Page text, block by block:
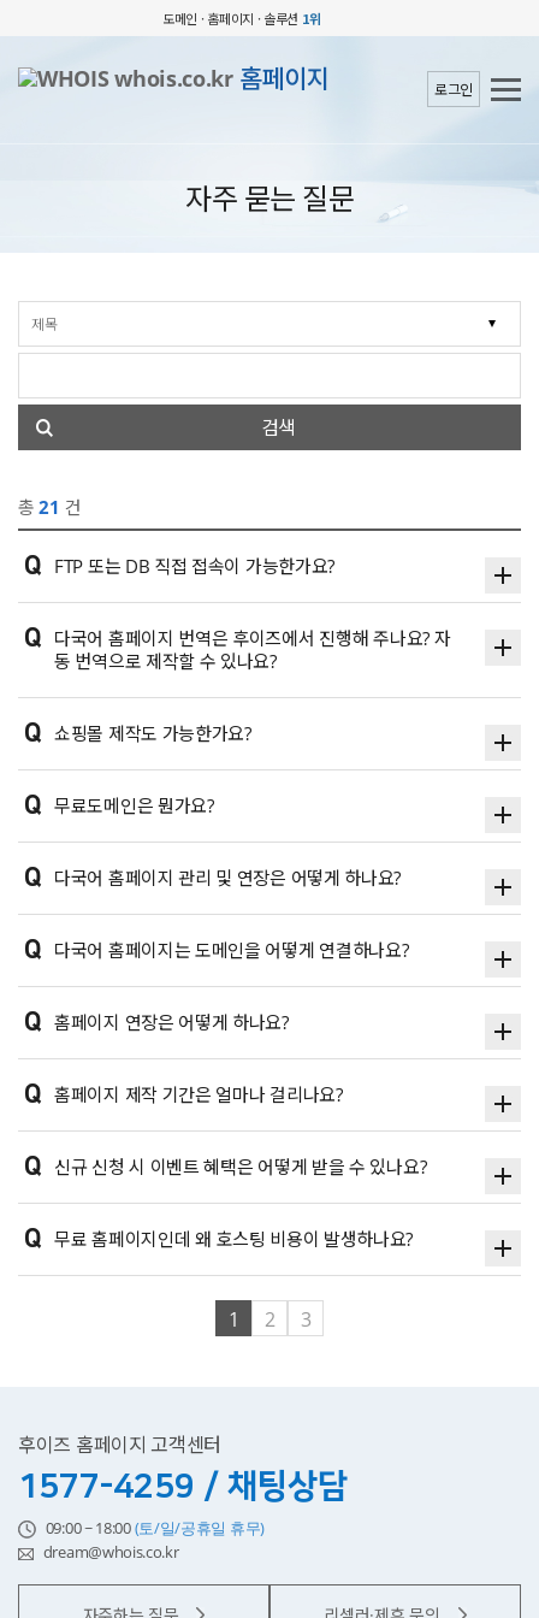
도메인 · 홈페이지 · 솔루션 1위
홈페이지 로그인
자주 묻는 질문
검색
총21 건
Q FTP 또는 DB 직접 접속이 가능한가요?
Q 다국어 홈페이지 번역은 후이즈에서 진행해 주나요? 자
동 번역으로 제작할 수 있나요?
Q 쇼핑몰 제작도 가능한가요?
Q 무료도메인은 뭔가요?
Q 다국어 홈페이지 관리 및 연장은 어떻게 하나요?
Q 다국어 홈페이지는 도메인을 어떻게 연결하나요?
Q 홈페이지 연장은 어떻게 하나요?
Q 홈페이지 제작 기간은 얼마나 걸리나요?
Q 신규 신청 시 이벤트 혜택은 어떻게 받을 수 있나요?
Q 무료 홈페이지인데 왜 호스팅 비용이 발생하나요?
1 2 3
후이즈 홈페이지 고객센터
1577-4259 / 채팅상담
09:00 ~ 18:00(토/일/공휴일 휴무)
dream@whois.co.kr